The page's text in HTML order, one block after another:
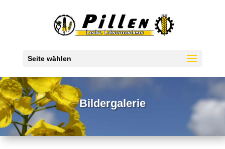
Seite wählen
Bildergalerie